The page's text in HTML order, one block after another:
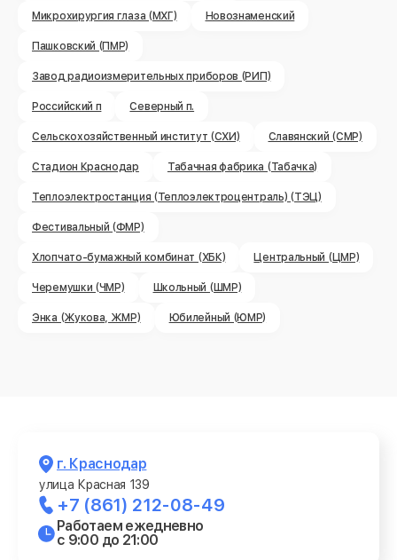
Микрохирургия глаза (МХГ) Новознаменский
Пашковский (ПМР)
Завод радиоизмерительных приборов (РИП)
Российский п Северный п.
Сельскохозяйственный институт (СХИ) Славянский (СМР)
Стадион Краснодар Табачная фабрика (Табачка)
Теплоэлектростанция (Теплоэлектроцентраль) (ТЭЦ)
Фестивальный (ФМР)
Хлопчато-бумажный комбинат (ХБК) Центральный (ЦМР)
Черемушки (ЧМР) Школьный (ШМР)
Энка (Жукова, ЖМР) Юбилейный (ЮМР)
г. Краснодар
улица Красная 139
+7 (861) 212-08-49
Работаем ежедневно
с 9:00 до 21:00